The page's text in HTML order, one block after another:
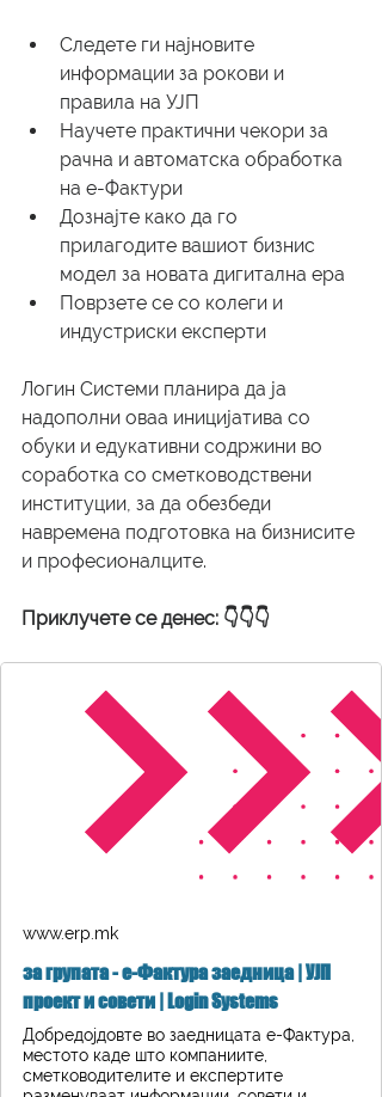
Следете ги најновите
информации за рокови и
правила на УЈП
Научете практични чекори за
рачна и автоматска обработка
на е-Фактури
Дознајте како да го
прилагодите вашиот бизнис
модел за новата дигитална ера
Поврзете се со колеги и
индустриски експерти
Логин Системи планира да ја
надополни оваа иницијатива со
обуки и едукативни содржини во
соработка со сметководствени
институции, за да обезбеди
навремена подготовка на бизнисите
и професионалците.
Приклучете се денес: 👇👇👇
www.erp.mk
за групата - е-Фактура заедница | УЈП
проект и совети | Login Systems
Добредојдовте во заедницата е-Фактура,
местото каде што компаниите,
сметководителите и експертите